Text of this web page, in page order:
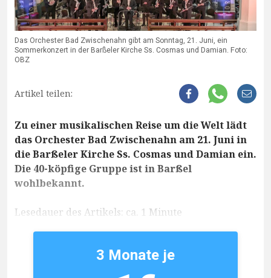
Das Orchester Bad Zwischenahn gibt am Sonntag, 21. Juni, ein
Sommerkonzert in der Barßeler Kirche Ss. Cosmas und Damian. Foto:
OBZ
Artikel teilen:
Zu einer musikalischen Reise um die Welt lädt
das Orchester Bad Zwischenahn am 21. Juni in
die Barßeler Kirche Ss. Cosmas und Damian ein.
Die 40-köpfige Gruppe ist in Barßel
wohlbekannt.
Lesedauer des Artikels: ca. 1 Minute
3 Monate je